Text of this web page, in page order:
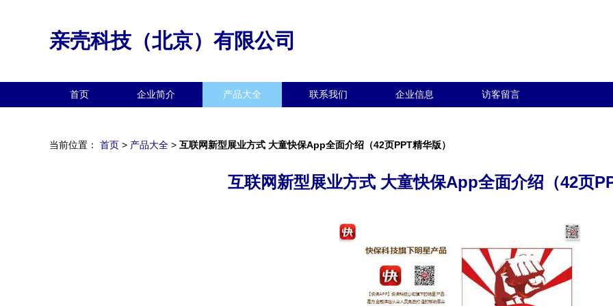
亲壳科技（北京）有限公司
首页 企业简介 产品大全 联系我们 企业信息 访客留言
当前位置： 首页 > 产品大全 > 互联网新型展业方式 大童快保App全面介绍（42页PPT精华版）
互联网新型展业方式 大童快保App全面介绍（42页